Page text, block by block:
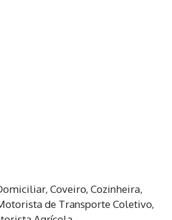
Coveiro, Cozinheira,
de Transporte Coletivo,